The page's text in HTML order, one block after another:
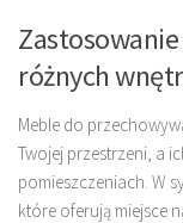
różnych
Meble do
Twojej przestrzeni, a
pomieszczeniach. W
które oferują miejsce